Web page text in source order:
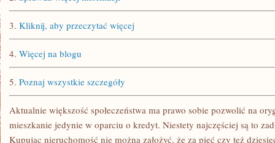
3. Kliknij, aby przeczytać więcej
4. Więcej na blogu
5. Poznaj wszystkie szczegóły
Aktualnie większość społeczeństwa ma prawo sobie pozwolić na
mieszkanie jedynie w oparciu o kredyt. Niestety najczęściej są to
Kupując nieruchomość nie można założyć, że za pięć czy też